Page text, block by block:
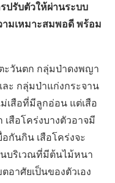
ปรับตัวให้ผ่านระบบ
มเหมาะสมพอดี พร้อม
ะวันตก กลุ่มป่าดงพญา
ะ กลุ่มป่าแก่งกระจาน
เสือที่มีลูกอ่อน แต่เสือ
สือโคร่งบางตัวอาจมี
กันกิน เสือโคร่งจะ
บริเวณที่มีต้นไม้หนา
อาศัยเป็นของตัวเอง